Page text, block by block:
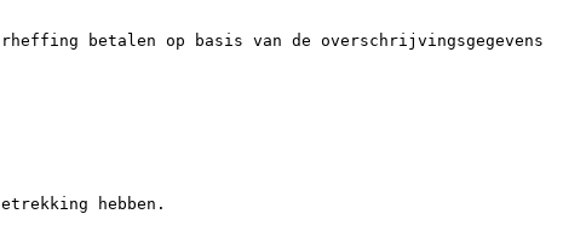
betalen op basis van de overschrijvingsgegevens
hebben.